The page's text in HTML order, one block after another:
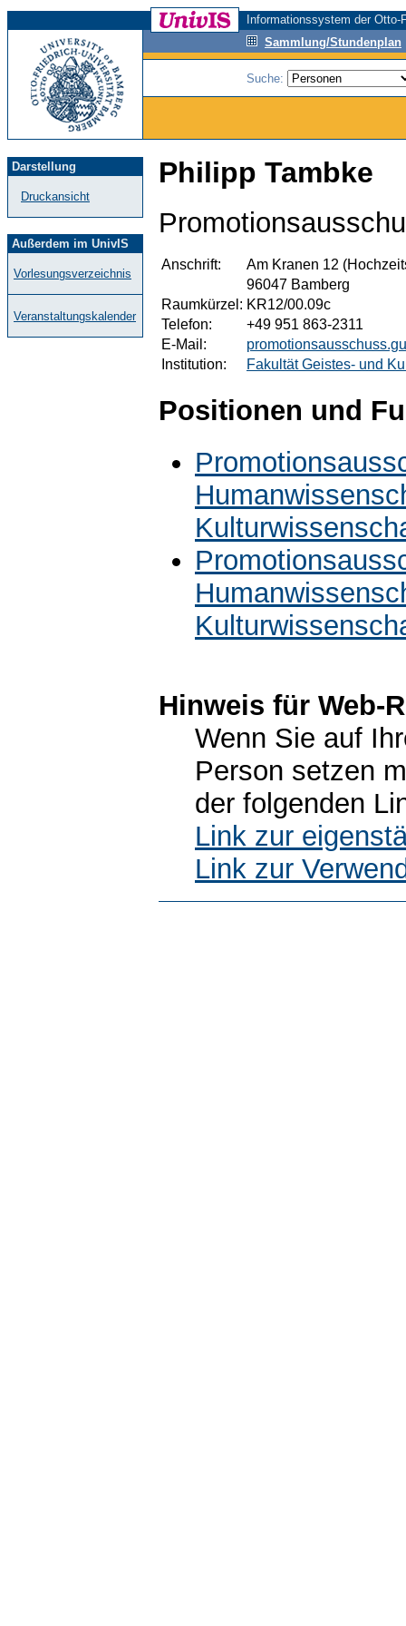
Informationssystem der
Sammlung/Stundenplan
Suche:
Darstellung
Druckansicht
Außerdem im UnivIS
Vorlesungsverzeichnis
Veranstaltungskalender
Philipp Tambke
Anschrift:
Am Kranen 12
96047 Bamberg
Raumkürzel: KR12/00.09c
Telefon:
+49 951 863-2311
E-Mail:
Institution:
Fakultät Geistes- und
Positionen und
Hinweis für Web-
Wenn Sie auf
Person setzen
der folgenden
Link zur
Link zur